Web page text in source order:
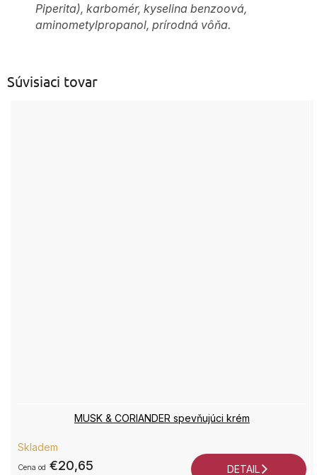
Piperita), karbomér, kyselina benzoová,
aminometylpropanol, prírodná vôňa.
Súvisiaci tovar
MUSK & CORIANDER spevňujúci krém
hodnotenie
produktu
Skladem
od €20,65 DETAIL